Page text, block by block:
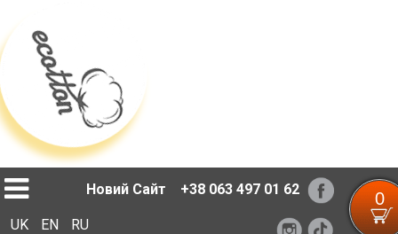
Новий Сайт +38 063 497 01 62 0
UK EN RU